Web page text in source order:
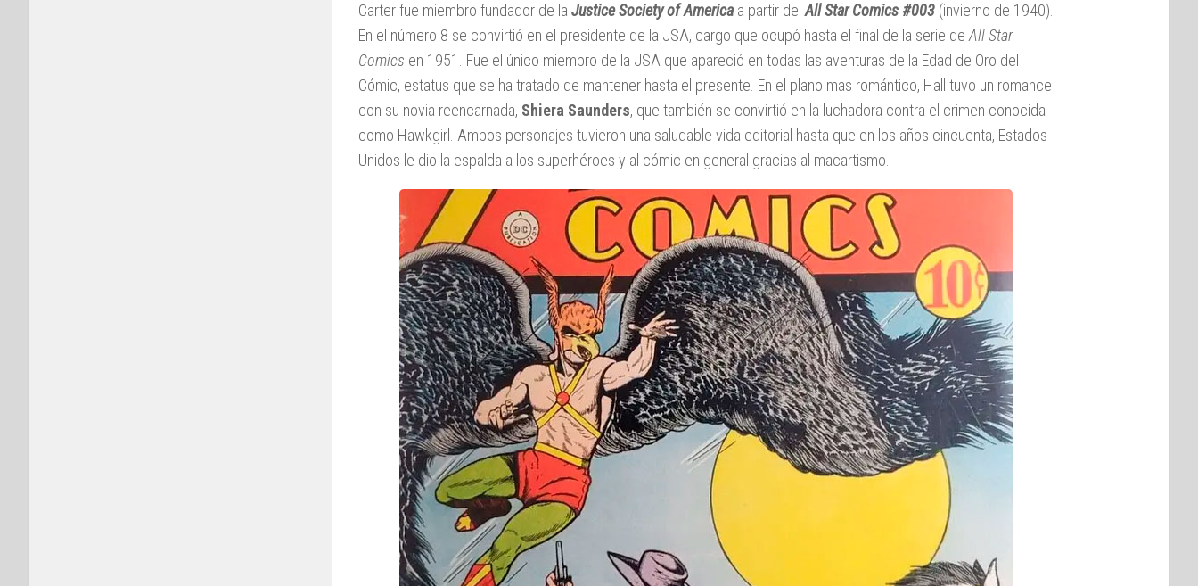
Carter fue miembro fundador de la Justice Society of America a partir delAll Star Comics #003 (invierno de 1940).
En el número 8 se convirtió en el presidente de la JSA, cargo que ocupó hasta el final de la serie deAll Star
Comics en 1951. Fue el único miembro de la JSA que apareció en todas las aventuras de la Edad de Oro del
Cómic, estatus que se ha tratado de mantener hasta el presente. En el plano mas romántico, Hall tuvo un romance
con su novia reencarnada, Shiera Saunders, que también se convirtió en la luchadora contra el crimen conocida
como Hawkgirl. Ambos personajes tuvieron una saludable vida editorial hasta que en los años cincuenta, Estados
Unidos le dio la espalda a los superhéroes y al cómic en general gracias al macartismo.